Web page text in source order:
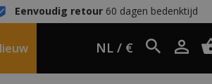
Eenvoudig retour60 dagen bedenktijd
NL / €